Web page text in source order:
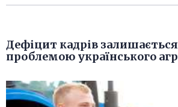
Дефіцит кадрів
проблемою українського